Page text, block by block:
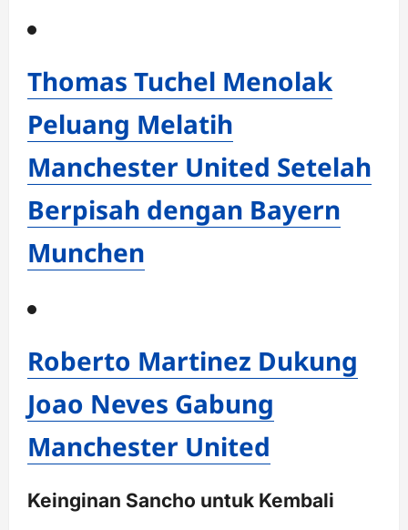
Thomas Tuchel Menolak
Peluang Melatih
Manchester United Setelah
Berpisah dengan Bayern
Munchen
Roberto Martinez Dukung
Joao Neves Gabung
Manchester United
Keinginan Sancho untuk Kembali